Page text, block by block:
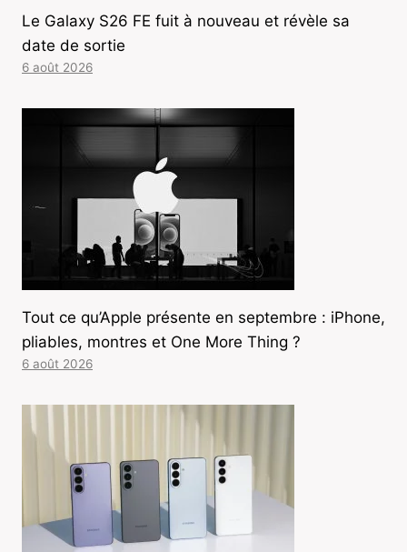
Le Galaxy S26 FE fuit à nouveau et révèle sa
date de sortie
6 août 2026
Tout ce qu’Apple présente en septembre : iPhone,
pliables, montres et One More Thing ?
6 août 2026